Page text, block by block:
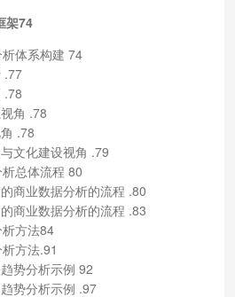
架74
体系构建 74
.77
角 .78
.78
文化建设视角 .79
总体流程 80
商业数据分析的流程 .80
商业数据分析的流程 .83
方法84
方法.91
势分析示例 92
势分析示例 .97